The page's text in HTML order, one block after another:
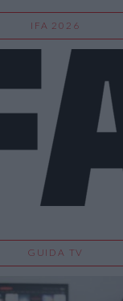
IFA 2026
GUIDA TV